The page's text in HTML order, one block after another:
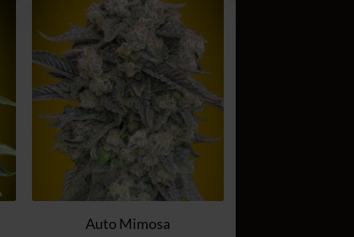
Zum
Wunschzettel
hinzufügen
Auto Mimosa